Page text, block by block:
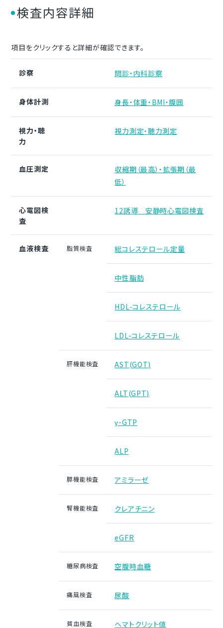
検査内容詳細
項目をクリックすると詳細が確認できます。
診察 問診・内科診察
身体計測 身長・体重・BMI・腹囲
視力・聴
力
視力測定・聴力測定
血圧測定
収縮期（最高）・拡張期（最
低）
心電図検
査
12誘導 安静時心電図検査
血液検査 脂質検査 総コレステロール定量
中性脂肪
HDL-コレステロール
LDL-コレステロール
肝機能検査 AST(GOT)
ALT(GPT)
γ-GTP
ALP
膵機能検査 アミラーゼ
腎機能検査 クレアチニン
eGFR
糖尿病検査 空腹時血糖
痛風検査 尿酸
貧血検査 ヘマトクリット値